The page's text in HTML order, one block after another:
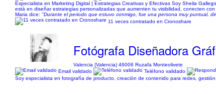
Especialista en Marketing Digital | Estrategias Creativas y Efectivas Soy Sheila
está en diseñar estrategias personalizadas que aumenten tu visibilidad, conecten
Maria dice: "Durante el periodo que estuvo conmigo, fue una persona muy puntual,
11 veces contratado en Cronoshare
Fotógrafa Diseñadora
Valencia (Valencia) 46006 Ruzafa Monteolivete
Email validado
Teléfono validado
Soy especialista en fotografía de producto, creación de contenido para redes,